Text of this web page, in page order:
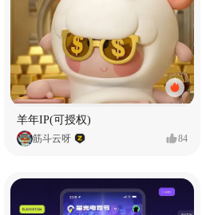
羊年IP(可授权)
筋斗云呀 84